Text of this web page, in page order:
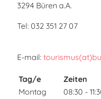
3294 Büren a.A.
Tel: 032 351 27 07
E-mail:
Tag/e
Zeiten
Montag
08:30 -